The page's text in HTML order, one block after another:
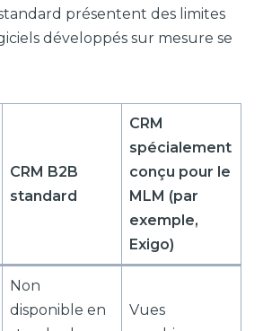
présentent des limites
développés sur mesure se
CRM B2B
standard
CRM
spécialement
conçu pour le
MLM (par
exemple,
Exigo)
Non
disponible en
Vues